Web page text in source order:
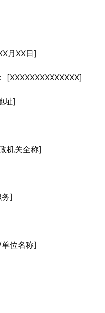
月XX日]
[XXXXXXXXXXXXXX]
址]
机关全称]
]
位名称]